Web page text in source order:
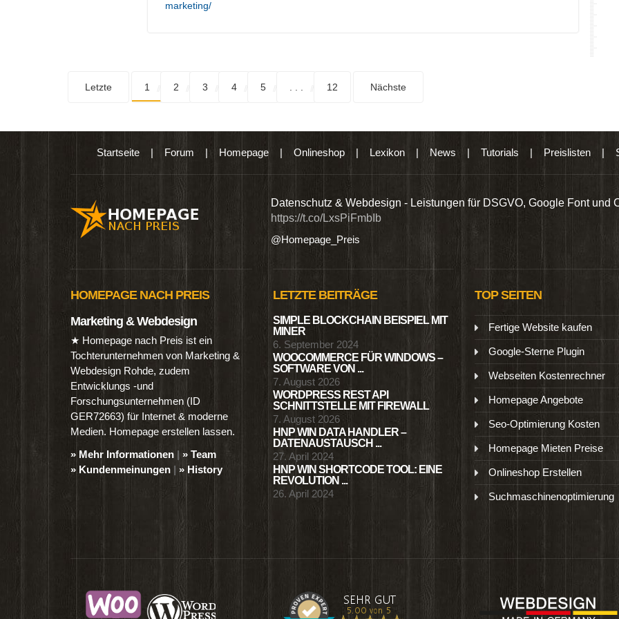
marketing/
Letzte 1 2 3 4 5 12 Nächste
Startseite| Forum | Homepage| Onlineshop| Lexikon| News | Tutorials | Preislisten|
Produkten wie Ebooks & DVDs.… Datenschutz & Webdesign - Leistungen für DSGVO, Google Font und
https://t.co/LxsPiFmbIb
@Homepage_Preis
HOMEPAGE NACH PREIS
Marketing & Webdesign
★ Homepage nach Preis ist ein
Tochterunternehmen von Marketing &
Webdesign Rohde, zudem
Entwicklungs -und
Forschungsunternehmen (ID
GER72663) für Internet & moderne
Medien. Homepage erstellen lassen.
» Mehr Informationen | » Team
» Kundenmeinungen | » History
LETZTE BEITRÄGE
SIMPLE BLOCKCHAIN BEISPIEL MIT
MINER
6. September 2024
WOOCOMMERCE FÜR WINDOWS –
SOFTWARE VON ...
7. August 2026
WORDPRESS REST API
SCHNITTSTELLE MIT FIREWALL
7. August 2026
HNP WIN DATA HANDLER –
DATENAUSTAUSCH ...
27. April 2024
HNP WIN SHORTCODE TOOL: EINE
REVOLUTION ...
26. April 2024
TOP SEITEN
Fertige Website kaufen
Google-Sterne Plugin
Webseiten Kostenrechner
Homepage Angebote
Seo-Optimierung Kosten
Homepage Mieten Preise
Onlineshop Erstellen
Suchmaschinenoptimierung